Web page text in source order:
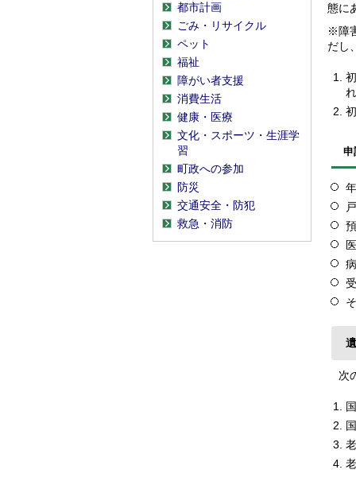
都市計画
ごみ・リサイクル
ペット
福祉
障がい者支援
消費生活
健康・医療
文化・スポーツ・生涯学
習
町政への参加
防災
交通安全・防犯
救急・消防
態に
※障
だし
申
次